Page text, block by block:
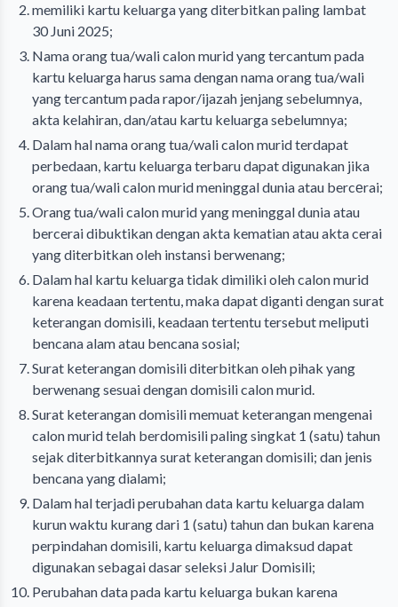
memiliki kartu keluarga yang diterbitkan paling lambat
30 Juni 2025;
Nama orang tua/wali calon murid yang tercantum pada
kartu keluarga harus sama dengan nama orang tua/wali
yang tercantum pada rapor/ijazah jenjang sebelumnya,
akta kelahiran, dan/atau kartu keluarga sebelumnya;
Dalam hal nama orang tua/wali calon murid terdapat
perbedaan, kartu keluarga terbaru dapat digunakan jika
orang tua/wali calon murid meninggal dunia atau bercеrai;
Orang tua/wali calon murid yang meninggal dunia atau
bercerai dibuktikan dengan akta kematian atau akta cerai
yang diterbitkan oleh instansi berwenang;
Dalam hal kartu keluarga tidak dimiliki oleh calon murid
karena keadaan tertentu, maka dapat diganti dengan surat
keterangan domisili, keadaan tertentu tersebut meliputi
bencana alam atau bencana sosial;
Surat keterangan domisili diterbitkan oleh pihak yang
berwenang sesuai dengan domisili calon murid.
Surat keterangan domisili memuat keterangan mengenai
calon murid telah berdomisili paling singkat 1 (satu) tahun
sejak diterbitkannya surat keterangan domisili; dan jenis
bencana yang dialami;
Dalam hal terjadi perubahan data kartu keluarga dalam
kurun waktu kurang dari 1 (satu) tahun dan bukan karena
perpindahan domisili, kartu keluarga dimaksud dapat
digunakan sebagai dasar seleksi Jalur Domisili;
Perubahan data pada kartu keluarga bukan karena